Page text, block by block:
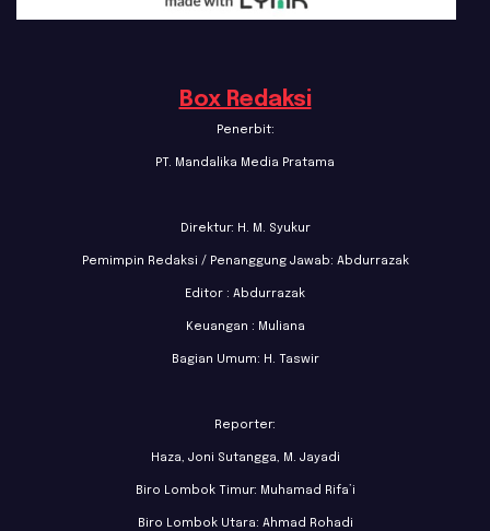
Box Redaksi
Penerbit:
PT. Mandalika Media Pratama
Direktur: H. M. Syukur
Pemimpin Redaksi / Penanggung Jawab: Abdurrazak
Editor : Abdurrazak
Keuangan : Muliana
Bagian Umum: H. Taswir
Reporter:
Haza, Joni Sutangga, M. Jayadi
Biro Lombok Timur: Muhamad Rifa’i
Biro Lombok Utara: Ahmad Rohadi